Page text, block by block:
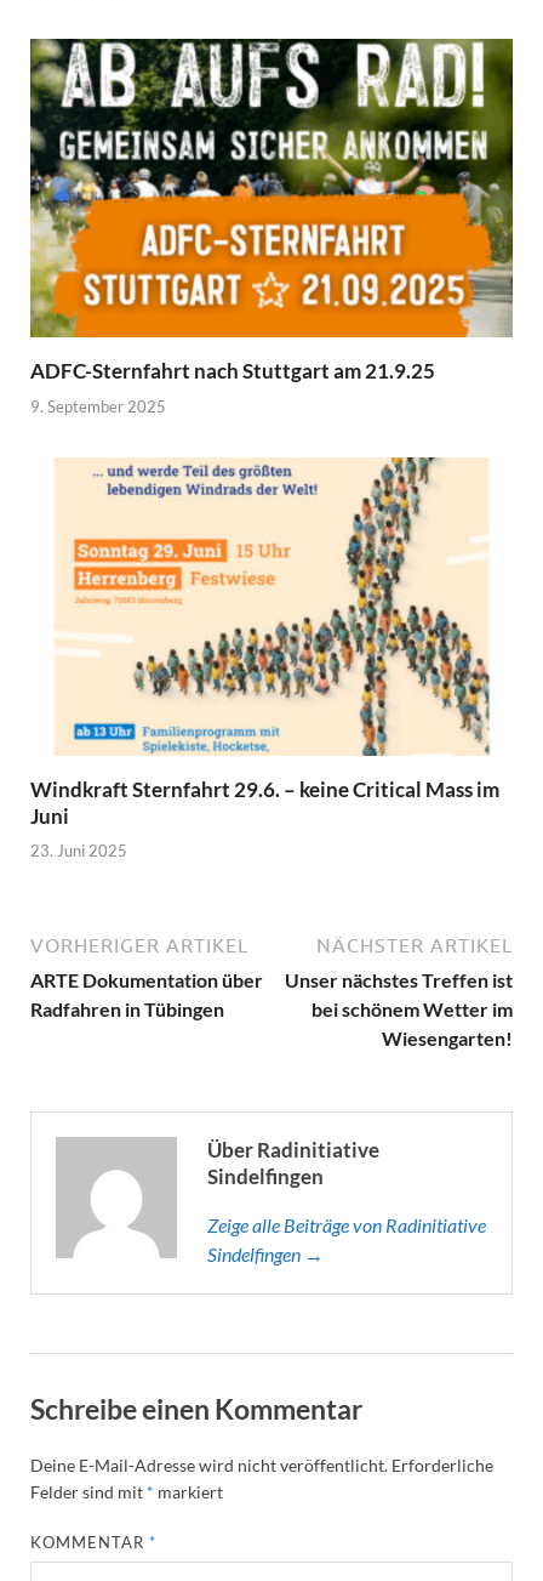
ADFC-Sternfahrt nach Stuttgart am 21.9.25
9. September 2025
Windkraft Sternfahrt 29.6. – keine Critical Mass im
Juni
23. Juni 2025
VORHERIGER ARTIKEL
ARTE Dokumentation über
Radfahren in Tübingen
NÄCHSTER ARTIKEL
Unser nächstes Treffen ist
bei schönem Wetter im
Wiesengarten!
Über Radinitiative
Sindelfingen
Zeige alle Beiträge von Radinitiative
Sindelfingen →
Schreibe einen Kommentar
Deine E-Mail-Adresse wird nicht veröffentlicht. Erforderliche
Felder sind mit * markiert
KOMMENTAR*